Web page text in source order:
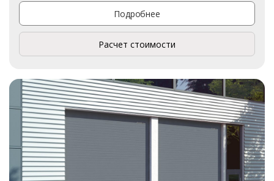
Подробнее
Расчет стоимости